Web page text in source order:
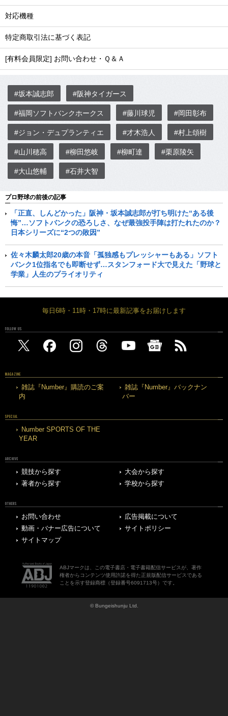
対応機種
特定商取引法に基づく表記
[有料会員限定] お問い合わせ・Ｑ＆Ａ
#坂本誠志郎 #阪神タイガース
#福岡ソフトバンクホークス #藤川球児 #岡田彰布
#ジョン・デュプランティエ #才木浩人 #村上頌樹
#山川穂高 #柳田悠岐 #柳町達 #栗原陵矢
#大山悠輔 #石井大智
プロ野球の前後の記事
「正直、しんどかった」阪神・坂本誠志郎が打ち明けた“ある後
悔”…ソフトバンクの恐ろしさ、なぜ最強投手陣は打たれたのか？
日本シリーズに“2つの敗因”
佐々木麟太郎20歳の本音「孤独感もプレッシャーもある」ソフト
バンク1位指名でも即断せず…スタンフォード大で見えた「野球と
学業」人生のプライオリティ
毎日6時・11時・17時に最新記事をお届けします
FOLLOW US
MAGAZINE
雑誌『Number』購読のご案
内
雑誌『Number』バックナン
バー
SPECIAL
Number SPORTS OF THE
YEAR
ARCHIVE
競技から探す
大会から探す
著者から探す
学校から探す
OTHERS
お問い合わせ
広告掲載について
動画・バナー広告について
サイトポリシー
サイトマップ
ABJマークは、この電子書店・電子書籍配信サービスが、著作
権者からコンテンツ使用許諾を得た正規版配信サービスである
ことを示す登録商標（登録番号6091713号）です。
© Bungeishunju Ltd.